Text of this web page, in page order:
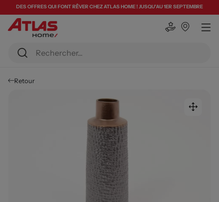
DES OFFRES QUI FONT RÊVER CHEZ ATLAS HOME ! JUSQU'AU 1ER SEPTEMBRE
Retour